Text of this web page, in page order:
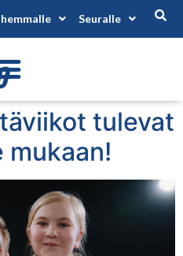
Seuralle
tulevat
mukaan!